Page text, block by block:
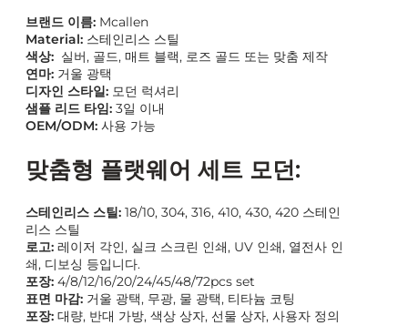
브랜드 이름: Mcallen
Material: 스테인리스 스틸
색상: 실버, 골드, 매트 블랙, 로즈 골드 또는 맞춤 제작
연마: 거울 광택
디자인 스타일: 모던 럭셔리
샘플 리드 타임: 3일 이내
OEM/ODM: 사용 가능
맞춤형 플랫웨어 세트 모던:
스테인리스 스틸: 18/10, 304, 316, 410, 430, 420 스테인
리스 스틸
로고: 레이저 각인, 실크 스크린 인쇄, UV 인쇄, 열전사 인
쇄, 디보싱 등입니다.
포장: 4/8/12/16/20/24/45/48/72pcs set
표면 마감: 거울 광택, 무광, 물 광택, 티타늄 코팅
포장: 대량, 반대 가방, 색상 상자, 선물 상자, 사용자 정의